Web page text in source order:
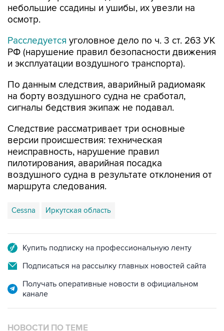
небольшие ссадины и ушибы, их увезли на
осмотр.
Расследуется уголовное дело по ч. 3 ст. 263 УК
РФ (нарушение правил безопасности движения
и эксплуатации воздушного транспорта).
По данным следствия, аварийный радиомаяк
на борту воздушного судна не сработал,
сигналы бедствия экипаж не подавал.
Следствие рассматривает три основные
версии происшествия: техническая
неисправность, нарушение правил
пилотирования, аварийная посадка
воздушного судна в результате отклонения от
маршрута следования.
Cessna Иркутская область
Купить подписку на профессиональную ленту
Подписаться на рассылку главных новостей сайта
Получать оперативные новости в официальном
канале
НОВОСТИ ПО ТЕМЕ